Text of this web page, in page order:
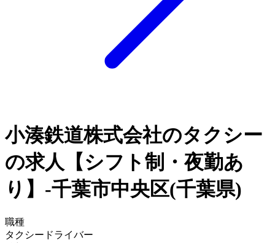
小湊鉄道株式会社のタクシー
の求人【シフト制・夜勤あ
り】-千葉市中央区(千葉県)
職種
タクシードライバー